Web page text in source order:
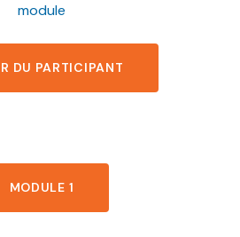
module
DU PARTICIPANT
MODULE 1